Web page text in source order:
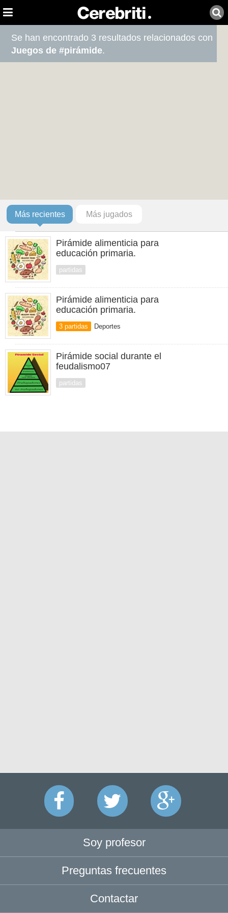
Se han encontrado 3 resultados relacionados con
Juegos de #pirámide.
Más recientes Más jugados
Pirámide alimenticia para
educación primaria.
partidas
Pirámide alimenticia para
educación primaria.
3 partidas Deportes
Pirámide social durante el
feudalismo07
partidas
Soy profesor
Preguntas frecuentes
Contactar